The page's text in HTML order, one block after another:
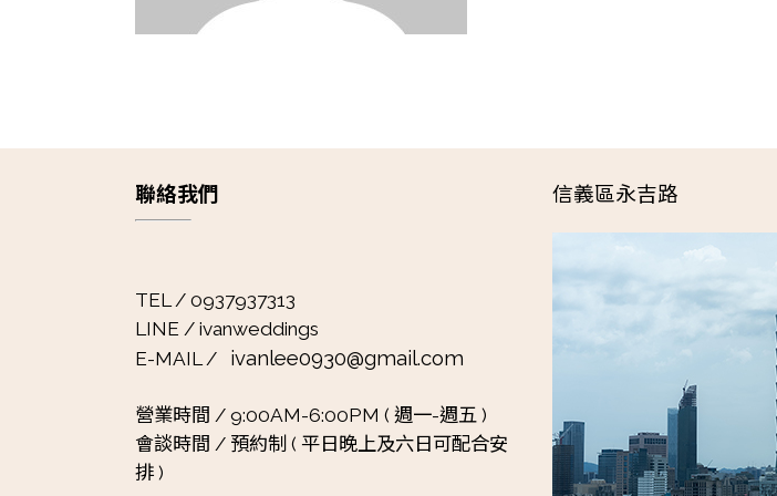
聯絡我們
TEL / 0937937313
LINE / ivanweddings
E-MAIL / ivanlee0930@gmail.com
營業時間 / 9:00AM-6:00PM ( 週一-週五 )
會談時間 / 預約制 ( 平日晚上及六日可配合安
排 )
信義區永吉路